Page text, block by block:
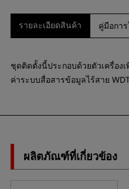
รายละเอียดสินค้า คู่มือกา
ชุดติดตั้งนี้ประกอบด้วยตัวเครื่อง
ค่าระบบสื่อสารข้อมูลไร้สาย
ผลิตภัณฑ์ที่เกี่ยวข้อง